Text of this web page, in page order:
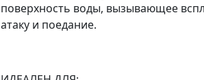
поверхность воды, вызывающее
атаку и поедание.